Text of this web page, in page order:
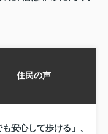
住民の声
も安心して歩ける」、